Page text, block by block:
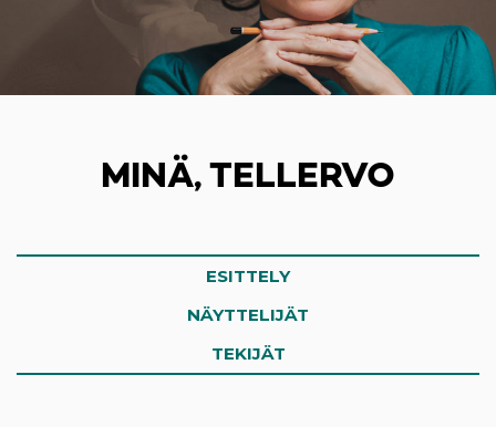
MINÄ, TELLERVO
ESITTELY
NÄYTTELIJÄT
TEKIJÄT